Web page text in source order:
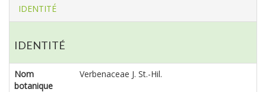
IDENTITÉ
IDENTITÉ
Nom
botanique
Verbenaceae J. St.-Hil.